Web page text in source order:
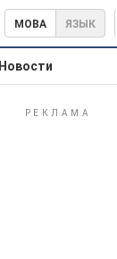
МОВА ЯЗЫК
Новости